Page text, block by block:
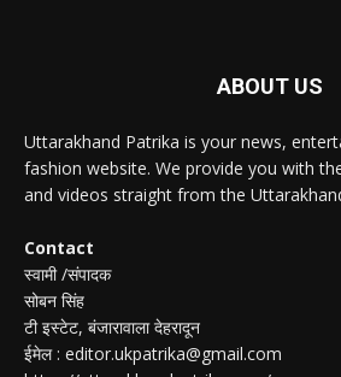
ABOUT US
Uttarakhand Patrika is your news,
fashion website. We provide you with
and videos straight from the
Contact
स्वामी /संपादक
सोबन सिंह
टी इस्टेट, बंजारावाला देहरादून
ईमेल : editor.ukpatrika@gmail.com